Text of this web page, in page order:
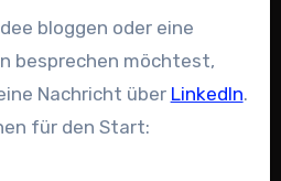
bloggen oder eine
besprechen möchtest,
Nachricht über LinkedIn.
für den Start: